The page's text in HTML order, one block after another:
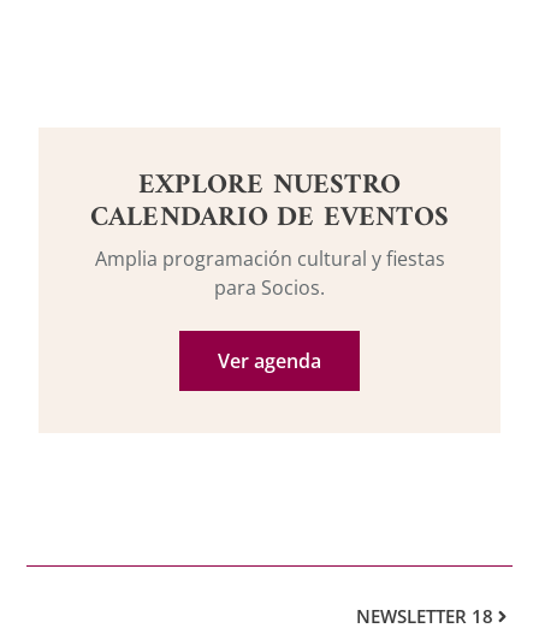
EXPLORE NUESTRO
CALENDARIO DE EVENTOS
Amplia programación cultural y fiestas
para Socios.
Ver agenda
NEWSLETTER 18